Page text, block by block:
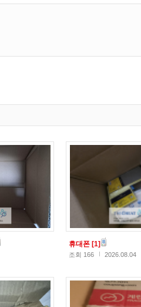
휴대폰 [1]
조회 166 2026.08.04